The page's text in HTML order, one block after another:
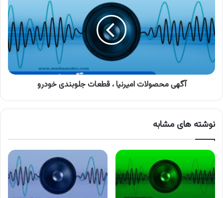
امیرنیا
،
قطعات
جلوبندی
خودرو
آگهی محصولات امیرنیا ، قطعات جلوبندی خودرو
نوشته های مشابه